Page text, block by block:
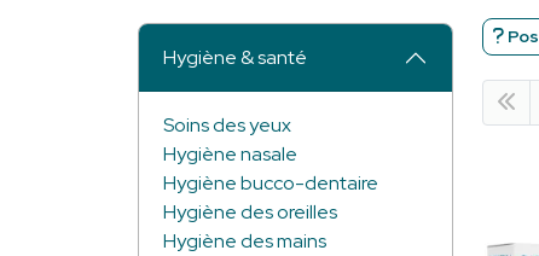
Hygiène & santé
Soins des yeux
Hygiène nasale
Hygiène bucco-dentaire
Hygiène des oreilles
Hygiène des mains